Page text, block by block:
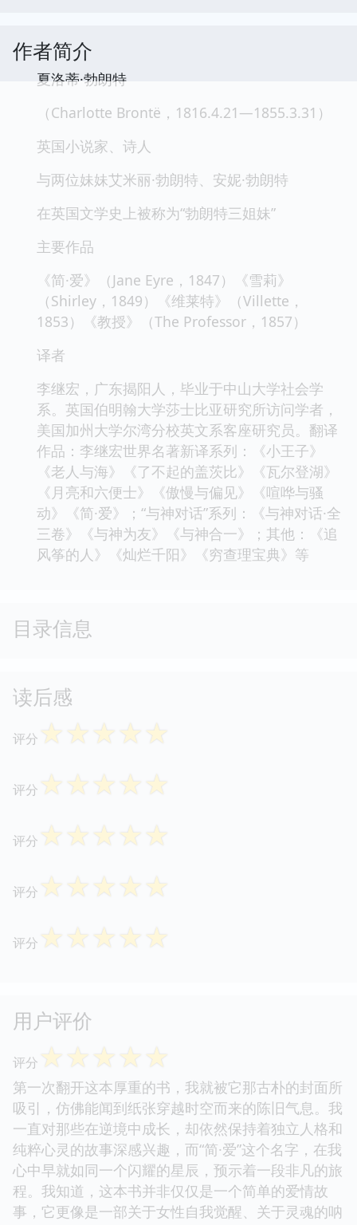
作者简介
夏洛蒂·勃朗特
（Charlotte Brontë，1816.4.21—1855.3.31）
英国小说家、诗人
与两位妹妹艾米丽·勃朗特、安妮·勃朗特
在英国文学史上被称为“勃朗特三姐妹”
主要作品
《简·爱》（Jane Eyre，1847）《雪莉》
（Shirley，1849）《维莱特》（Villette，
1853）《教授》（The Professor，1857）
译者
李继宏，广东揭阳人，毕业于中山大学社会学
系。英国伯明翰大学莎士比亚研究所访问学者，
美国加州大学尔湾分校英文系客座研究员。翻译
作品：李继宏世界名著新译系列：《小王子》
《老人与海》《了不起的盖茨比》《瓦尔登湖》
《月亮和六便士》《傲慢与偏见》《喧哗与骚
动》《简·爱》；“与神对话”系列：《与神对话·全
三卷》《与神为友》《与神合一》；其他：《追
风筝的人》《灿烂千阳》《穷查理宝典》等
目录信息
读后感
评分 ☆☆☆☆☆
评分 ☆☆☆☆☆
评分 ☆☆☆☆☆
评分 ☆☆☆☆☆
评分 ☆☆☆☆☆
用户评价
评分 ☆☆☆☆☆
第一次翻开这本厚重的书，我就被它那古朴的封面所
吸引，仿佛能闻到纸张穿越时空而来的陈旧气息。我
一直对那些在逆境中成长，却依然保持着独立人格和
纯粹心灵的故事深感兴趣，而“简·爱”这个名字，在我
心中早就如同一个闪耀的星辰，预示着一段非凡的旅
程。我知道，这本书并非仅仅是一个简单的爱情故
事，它更像是一部关于女性自我觉醒、关于灵魂的呐